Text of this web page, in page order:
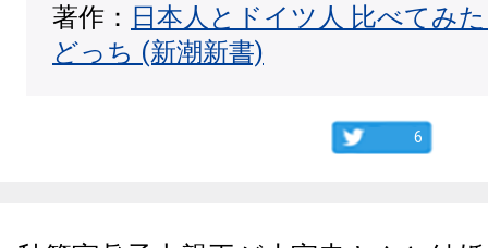
著作： 日本人とドイツ人 比べてみ
どっち (新潮新書)
6